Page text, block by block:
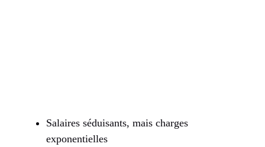
Salaires séduisants, mais charges
exponentielles